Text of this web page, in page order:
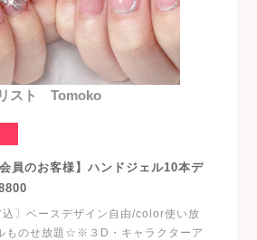
スト Tomoko
員のお客様】ハンドジェル10本デ
込〕ベースデザイン自由/color使い放
ものせ放題☆※３D・キャラクターア